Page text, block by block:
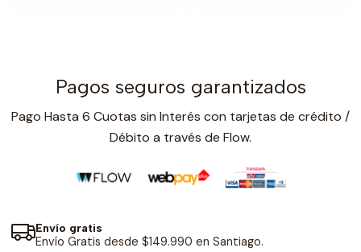
Pagos seguros garantizados
Pago Hasta 6 Cuotas sin Interés con tarjetas de crédito /
Débito a través de Flow.
Envío gratis
Envío Gratis desde $149.990 en Santiago.